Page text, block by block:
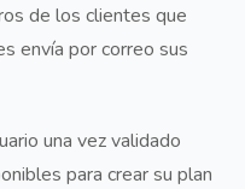
de los clientes que
envía por correo sus
una vez validado
para crear su plan